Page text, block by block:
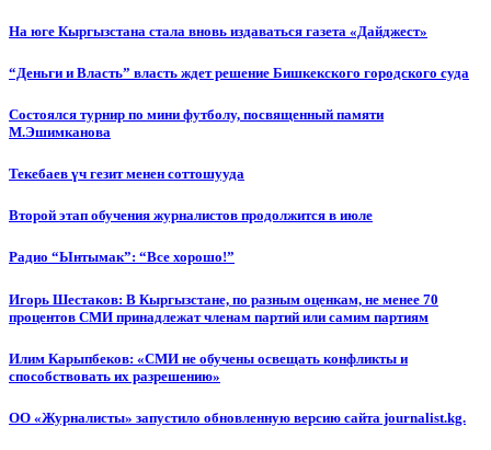
На юге Кыргызстана стала вновь издаваться газета «Дайджест»
“Деньги и Власть” власть ждет решение Бишкекского городского суда
Состоялся турнир по мини футболу, посвященный памяти
М.Эшимканова
Текебаев үч гезит менен соттошууда
Второй этап обучения журналистов продолжится в июле
Радио “Ынтымак”: “Все хорошо!”
Игорь Шестаков: В Кыргызстане, по разным оценкам, не менее 70
процентов СМИ принадлежат членам партий или самим партиям
Илим Карыпбеков: «СМИ не обучены освещать конфликты и
способствовать их разрешению»
ОО «Журналисты» запустило обновленную версию сайта journalist.kg.